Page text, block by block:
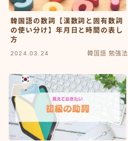
韓国語の数詞【漢数詞と固有数詞
の使い分け】年月日と時間の表し
方
2024.03.24 韓国語 勉強法